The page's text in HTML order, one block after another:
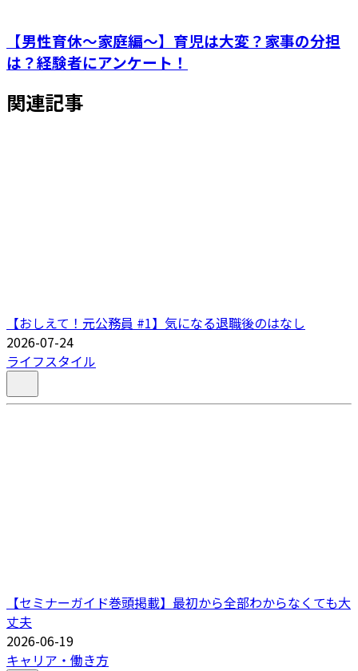
【男性育休～家庭編～】育児は大変？家事の分担
は？経験者にアンケート！
関連記事
【おしえて！元公務員 #1】気になる退職後のはなし
2026-07-24
ライフスタイル
【セミナーガイド巻頭掲載】最初から全部わからなくても大
丈夫
2026-06-19
キャリア・働き方